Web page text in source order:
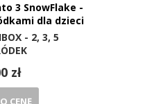
3 SnowFlake -
dla dzieci
- 2, 3, 5
zł
CENĘ